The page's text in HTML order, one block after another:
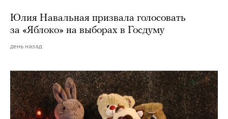
Юлия Навальная призвала голосовать
за «Яблоко» на выборах в Госдуму
день назад